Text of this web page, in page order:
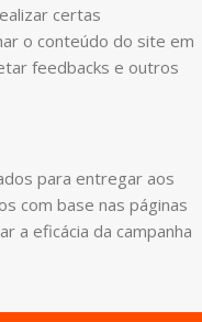
certas
o conteúdo do site em
feedbacks e outros
para entregar aos
com base nas páginas
a eficácia da campanha